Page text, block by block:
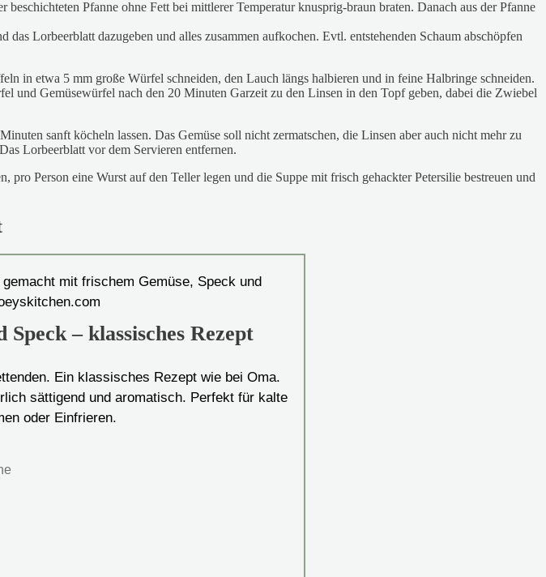
Pfanne ohne Fett bei mittlerer Temperatur knusprig-braun braten. Danach aus der Pfanne
Lorbeerblatt dazugeben und alles zusammen aufkochen. Evtl. entstehenden Schaum abschöpfen
in etwa 5 mm große Würfel schneiden, den Lauch längs halbieren und in feine Halbringe schneiden.
und Gemüsewürfel nach den 20 Minuten Garzeit zu den Linsen in den Topf geben, dabei die Zwiebel
sanft köcheln lassen. Das Gemüse soll nicht zermatschen, die Linsen aber auch nicht mehr zu
Lorbeerblatt vor dem Servieren entfernen.
Person eine Wurst auf den Teller legen und die Suppe mit frisch gehackter Petersilie bestreuen und
– klassisches Rezept
Ein klassisches Rezept wie bei Oma.
sättigend und aromatisch. Perfekt für kalte
oder Einfrieren.